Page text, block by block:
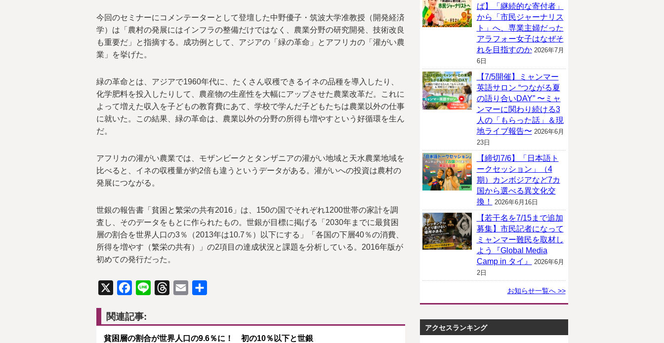
今回のセミナーにコメンテーターとして登壇した中野優子・筑波大学准教授（開発経済
学）は「農村の発展にはインフラの整備だけではなく、農業分野の研究開発、技術改良
も重要だ」と指摘する。成功例として、アジアの「緑の革命」とアフリカの「灌がい農
業」を挙げた。
緑の革命とは、アジアで1960年代に、たくさん収穫できるイネの品種を導入したり、
化学肥料を投入したりして、農産物の生産性を大幅にアップさせた農業改革だ。これに
よって増えた収入を子どもの教育費にあて、学校で学んだ子どもたちは農業以外の仕事
に就いた。この結果、緑の革命は、農業以外の分野の所得も増やすという好循環を生ん
だ。
アフリカの灌がい農業では、モザンビークとタンザニアの灌がい地域と天水農業地域を
比べると、イネの収穫量が約2倍も違うというデータがある。灌がいへの投資は農村の
発展につながる。
世銀の報告書「貧困と繁栄の共有2016」は、150の国でそれぞれ1200世帯の家計を調
査し、そのデータをもとに作られたもの。世銀が目標に掲げる「2030年までに最貧困
層の割合を世界人口の3％（2013年は10.7％）以下にする」「各国の下層40％の消費、
所得を増やす（繁栄の共有）」の2項目の達成状況と課題を分析している。2016年版が
初めての発行だった。
Facebook
Line ThreadsEmail
関連記事:
貧困層の割合が世界人口の9.6％に！ 初の10％以下と世銀
ば】「継続的な寄付者」
から「市民ジャーナリス
ト」へ、専業主婦だった
アラフォー女子はなぜそ
れを目指すのか 2026年7月
6日
【7/5開催】ミャンマー
英語サロン “つながる夏
の語り合いDAY” 〜ミャ
ンマーに関わり続ける3
人の「もらった話」＆現
地ライブ報告〜 2026年6月
23日
【締切7/6】「日本語ト
ークセッション」（4
期）カンボジアなど7カ
国から選べる異文化交
換！
2026年6月16日
【若干名を7/15まで追加
募集】市民記者になって
ミャンマー難民を取材し
よう『Global Media
Camp in タイ』
2026年6月
2日
お知らせ一覧へ >>
アクセスランキング